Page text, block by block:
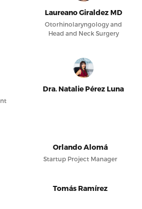
Laureano Giraldez MD
Otorhinolaryngology and
Head and Neck Surgery
Dra. Natalie Pérez Luna
Orlando Alomá
Startup Project Manager
Tomás Ramírez